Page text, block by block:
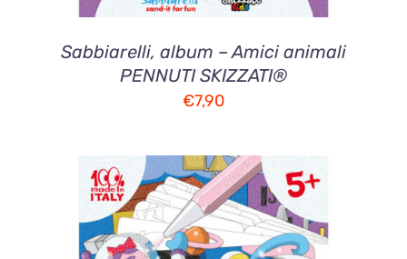
Sabbiarelli, album – Amici animali
PENNUTI SKIZZATI®
€7,90